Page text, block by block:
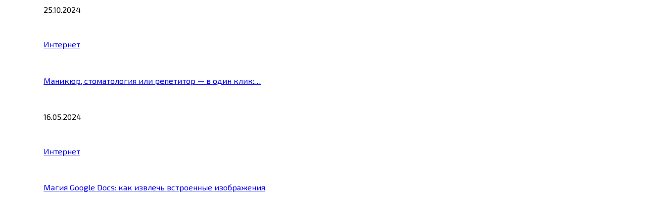
25.10.2024
Интернет
Маникюр, стоматология или репетитор — в один клик:…
16.05.2024
Интернет
Магия Google Docs: как извлечь встроенные изображения